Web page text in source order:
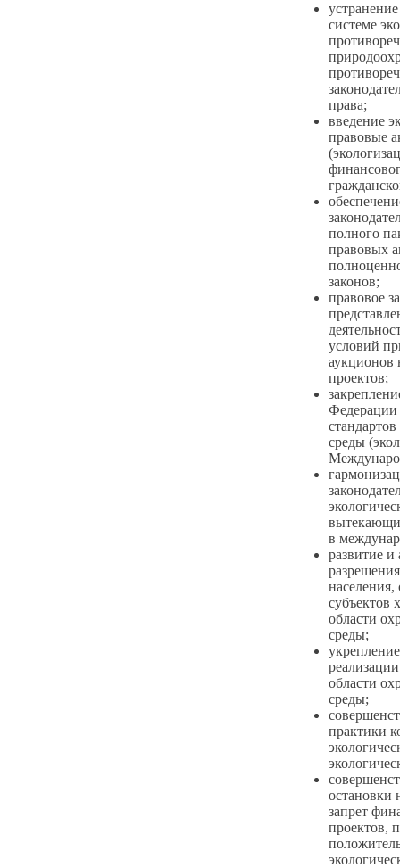
системе
права;
введение
правовые
полного
правовых
законов;
правовое
условий
аукционов
проектов;
среды
в
развитие
населения,
субъектов
области
среды;
области
среды;
практики
остановки
запрет
проектов,